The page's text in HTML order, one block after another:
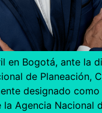
en Bogotá, ante la
de Planeación,
designado como
Agencia Nacional